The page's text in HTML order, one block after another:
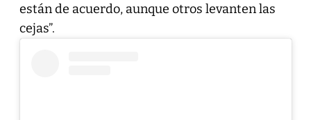
están de acuerdo, aunque otros levanten las
cejas”.